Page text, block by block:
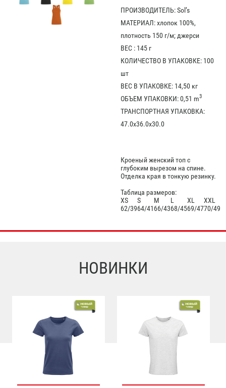
ПРОИЗВОДИТЕЛЬ: Sol’s
МАТЕРИАЛ: хлопок 100%,
плотность 150 г/м; джерси
ВЕС : 145 г
КОЛИЧЕСТВО В УПАКОВКЕ: 100
шт
ВЕС В УПАКОВКЕ: 14,50 кг
ОБЪЕМ УПАКОВКИ: 0,51 m3
ТРАНСПОРТНАЯ УПАКОВКА:
47.0x36.0x30.0
Кроеный женский топ с
глубоким вырезом на спине.
Отделка края в тонкую резинку.
Таблица размеров:
XS
S M L XL
XXL
62/3964/4166/4368/4569/4770/49
НОВИНКИ